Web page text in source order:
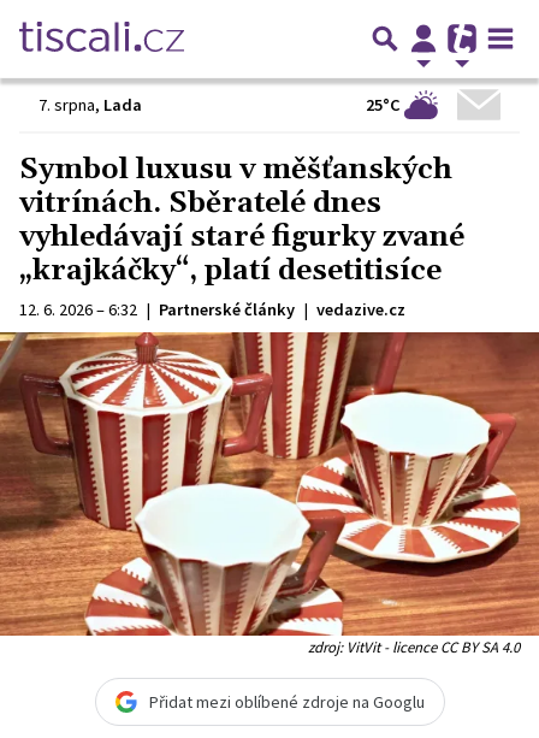
7. srpna, Lada 25°C
Symbol luxusu v měšťanských
vitrínách. Sběratelé dnes
vyhledávají staré figurky zvané
„krajkáčky“, platí desetitisíce
12. 6. 2026 – 6:32 | Partnerské články | vedazive.cz
zdroj: VitVit - licence CC BY SA 4.0
Přidat mezi oblíbené zdroje na Googlu